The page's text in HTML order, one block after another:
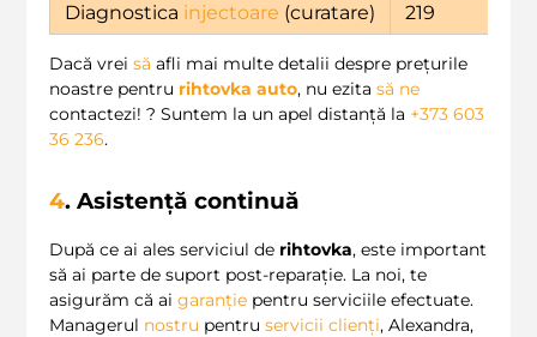
Diagnostica injectoare (curatare) 219
Dacă vrei să afli mai multe detalii despre prețurile
noastre pentru rihtovka auto, nu ezita să ne
contactezi! ? Suntem la un apel distanță la +373 603
36 236.
4. Asistență continuă
După ce ai ales serviciul de rihtovka, este important
să ai parte de suport post-reparație. La noi, te
asigurăm că ai garanție pentru serviciile efectuate.
Managerul nostru pentru servicii clienți, Alexandra,